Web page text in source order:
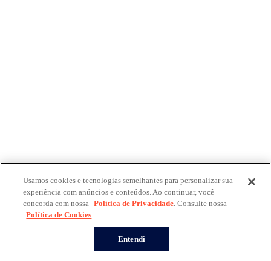
Usamos cookies e tecnologias semelhantes para personalizar sua
experiência com anúncios e conteúdos. Ao continuar, você
concorda com nossa Política de Privacidade. Consulte nossa
Política de Cookies
Entendi